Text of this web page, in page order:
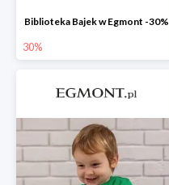
Biblioteka Bajek w Egmont -30%
30%